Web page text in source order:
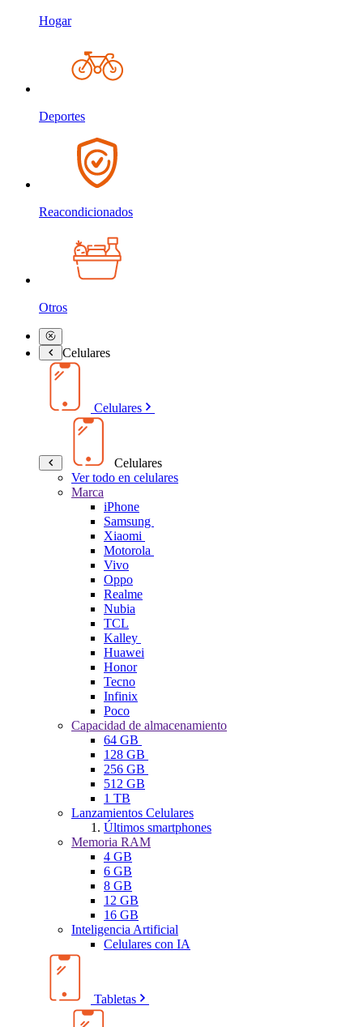
Hogar
Deportes
Reacondicionados
Otros
Celulares
Celulares
Celulares
Ver todo en celulares
Marca
iPhone
Samsung
Xiaomi
Motorola
Vivo
Oppo
Realme
Nubia
TCL
Kalley
Huawei
Honor
Tecno
Infinix
Poco
Capacidad de almacenamiento
64 GB
128 GB
256 GB
512 GB
1 TB
Lanzamientos Celulares
Últimos smartphones
Memoria RAM
4 GB
6 GB
8 GB
12 GB
16 GB
Inteligencia Artificial
Celulares con IA
Tabletas